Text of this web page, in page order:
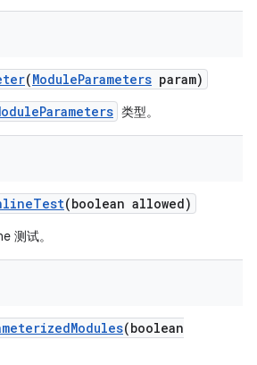
(ModuleParameters param)
类型。
Test(boolean allowed)
测试。
Modules(boolean